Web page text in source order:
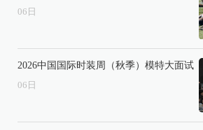
06 日
2026中国国际时装周（秋季）模特大面试
06 日